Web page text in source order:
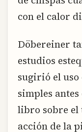
con el calor
Döbereiner
estudios
sugirió el uso
simples
libro sobre el
acción de la